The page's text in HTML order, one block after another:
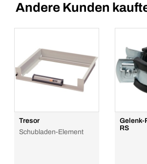
Andere Kunden
Tresor
Schubladen-Element
Gelenk-
RS